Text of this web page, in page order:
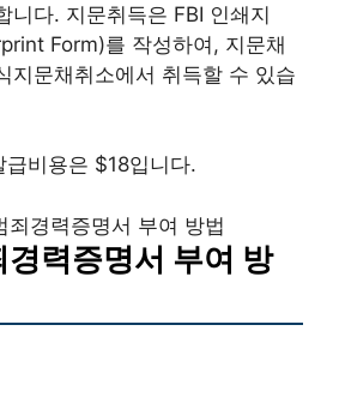
니다. 지문취득은 FBI 인쇄지
Form)를 작성하여, 지문채
지문채취소에서 취득할 수 있습
비용은 $18입니다.
죄경력증명서 부여 방법
력증명서 부여 방